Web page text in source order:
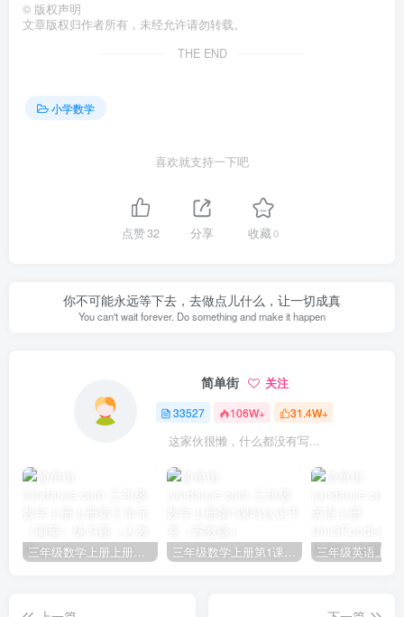
© 版权声明
文章版权归作者所有，未经允许请勿转载。
THE END
小学数学
喜欢就支持一下吧
点赞32 分享 收藏0
你不可能永远等下去，去做点儿什么，让一切成真
You can't wait forever. Do something and make it happen
简单街 关注
33527 106W+ 31.4W+
这家伙很懒，什么都没有写...